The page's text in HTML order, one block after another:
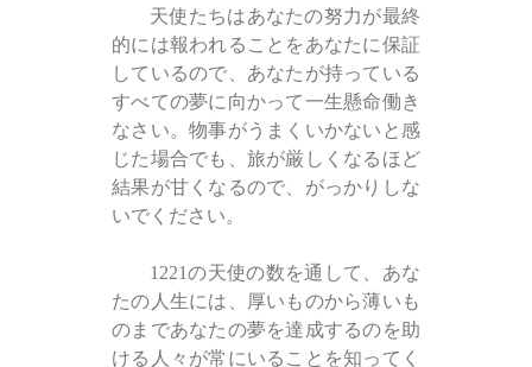
天使たちはあなたの努力が最終
的には報われることをあなたに保証
しているので、あなたが持っている
すべての夢に向かって一生懸命働き
なさい。物事がうまくいかないと感
じた場合でも、旅が厳しくなるほど
結果が甘くなるので、がっかりしな
いでください。
1221の天使の数を通して、あな
たの人生には、厚いものから薄いも
のまであなたの夢を達成するのを助
ける人々が常にいることを知ってく